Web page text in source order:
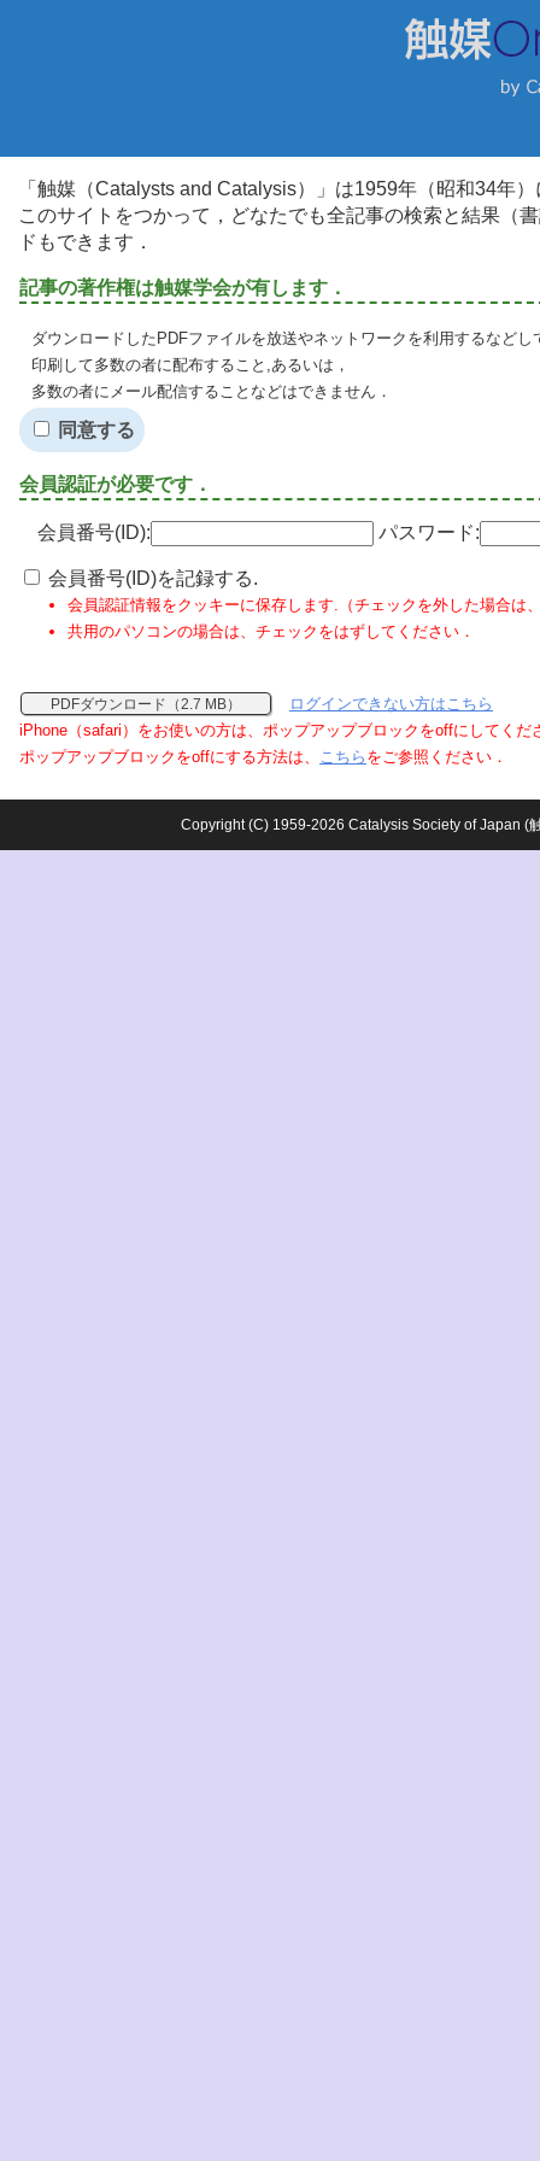
「触媒（Catalysts and Catalysis）」は1959年（昭和34年
このサイトをつかって，どなたでも全記事の検索と結果（
ドもできます．
記事の著作権は触媒学会が有します．
ダウンロードしたPDFファイルを放送やネットワークを利用するなど
印刷して多数の者に配布すること,あるいは，
多数の者にメール配信することなどはできません．
同意する
会員認証が必要です．
会員番号(ID): パスワード:
会員番号(ID)を記録する.
会員認証情報をクッキーに保存します.（チェックを外した場合は
共用のパソコンの場合は、チェックをはずしてください．
PDFダウンロード（2.7 MB）
ログインできない方はこちら
iPhone（safari）をお使いの方は、ポップアップブロックをoffにしてくだ
ポップアップブロックをoffにする方法は、 こちら をご参照ください．
Copyright (C) 1959-2026 Catalysis Society of Japan (